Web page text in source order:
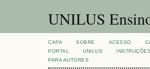
UNILUS
CAPA SOBRE ACESSO
PORTAL
UNILUS
PARA AUTORES